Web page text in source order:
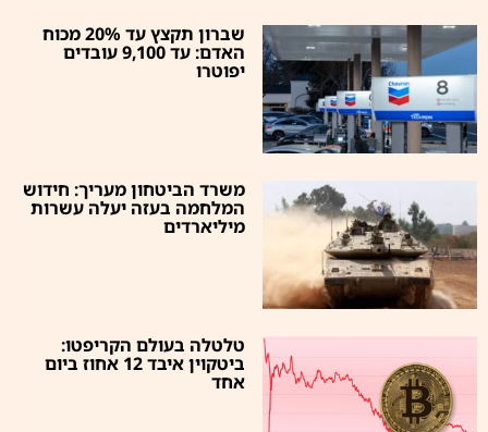
שברון תקצץ עד 20% מכוח
האדם: עד 9,100 עובדים
יפוטרו
משרד הביטחון מעריך: חידוש
המלחמה בעזה יעלה עשרות
מיליארדים
טלטלה בעולם הקריפטו:
ביטקוין איבד 12 אחוז ביום
אחד